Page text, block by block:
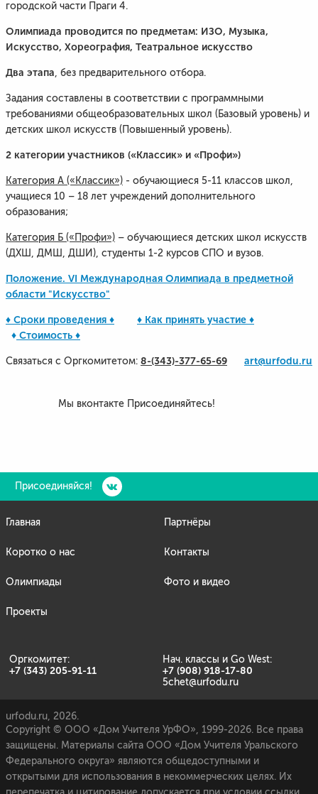
городской части Праги 4.
Олимпиада проводится по предметам: ИЗО, Музыка,
Искусство, Хореография, Театральное искусство
Два этапа, без предварительного отбора.
Задания составлены в соответствии с программными
требованиями общеобразовательных школ (Базовый уровень) и
детских школ искусств (Повышенный уровень).
2 категории участников («Классик» и «Профи»)
Категория А («Классик») - обучающиеся 5-11 классов школ,
учащиеся 10 – 18 лет учреждений дополнительного
образования;
Категория Б («Профи») – обучающиеся детских школ искусств
(ДХШ, ДМШ, ДШИ), студенты 1-2 курсов СПО и вузов.
Положение. VI Международная Олимпиада в предметной
области "Искусство"
♦ ​Сроки проведения ♦
♦ Как принять участие ♦
♦ Стоимость ♦
Связаться с Оргкомитетом: 8-(343)-377-65-69 art@urfodu.ru
Мы вконтакте Присоединяйтесь!
Присоединяйся!
Главная
Коротко о нас
Олимпиады
Проекты
Партнёры
Контакты
Фото и видео
Оргкомитет: Нач. классы и Go West:
+7 (343) 205-91-11 +7 (908) 918-17-80
5chet@urfodu.ru
urfodu.ru, 2026.
Copyright © ООО «Дом Учителя УрФО», 1999-2026. Все права
защищены. Материалы сайта ООО «Дом Учителя Уральского
Федерального округа» являются общедоступными и
открытыми для использования в некоммерческих целях. Их